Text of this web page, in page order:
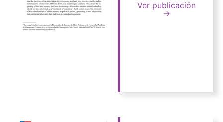
Ver publicación
→